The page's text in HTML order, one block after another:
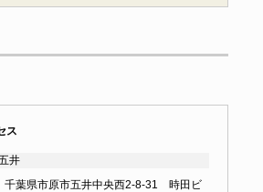
ス
井
千葉県市原市五井中央西2-8-31 時田ビ